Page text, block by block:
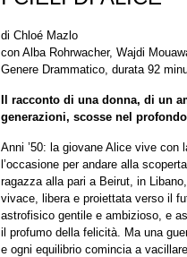
di Chloé Mazlo
con Alba Rohrwacher, Wajdi
Genere Drammatico, durata 92
Il racconto di una donna, di un
generazioni, scosse nel
Anni ’50: la giovane Alice vive
l’occasione per andare alla
ragazza alla pari a Beirut, in
vivace, libera e proiettata verso il
astrofisico gentile e ambizioso, e
il profumo della felicità. Ma una
e ogni equilibrio comincia a